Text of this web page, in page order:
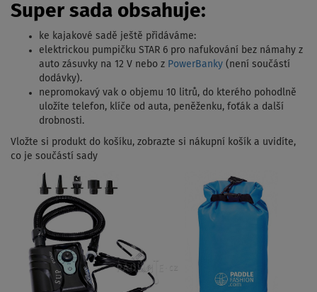
Super sada obsahuje:
ke kajakové sadě ještě přidáváme:
elektrickou pumpičku STAR 6 pro nafukování bez námahy z
auto zásuvky na 12 V nebo z PowerBanky (není součástí
dodávky).
nepromokavý vak o objemu 10 litrů, do kterého pohodlně
uložíte telefon, klíče od auta, peněženku, foťák a další
drobnosti.
Vložte si produkt do košíku, zobrazte si nákupní košík a uvidíte,
co je součástí sady